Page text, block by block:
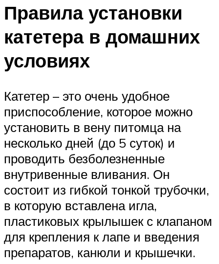
Правила установки
катетера в домашних
условиях
Катетер – это очень удобное
приспособление, которое можно
установить в вену питомца на
несколько дней (до 5 суток) и
проводить безболезненные
внутривенные вливания. Он
состоит из гибкой тонкой трубочки,
в которую вставлена игла,
пластиковых крылышек с клапаном
для крепления к лапе и введения
препаратов, канюли и крышечки.